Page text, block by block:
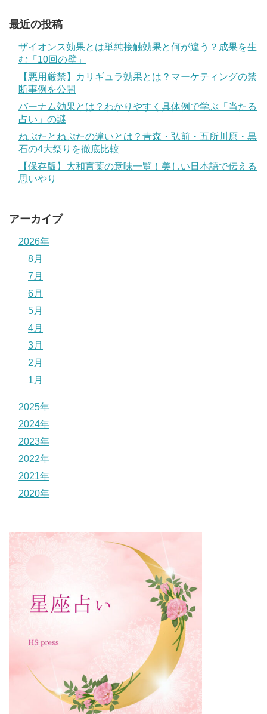
最近の投稿
ザイオンス効果とは単純接触効果と何が違う？成果を生
む「10回の壁」
【悪用厳禁】カリギュラ効果とは？マーケティングの禁
断事例を公開
バーナム効果とは？わかりやすく具体例で学ぶ「当たる
占い」の謎
ねぶたとねぷたの違いとは？青森・弘前・五所川原・黒
石の4大祭りを徹底比較
【保存版】大和言葉の意味一覧！美しい日本語で伝える
思いやり
アーカイブ
2026年
8月
7月
6月
5月
4月
3月
2月
1月
2025年
2024年
2023年
2022年
2021年
2020年